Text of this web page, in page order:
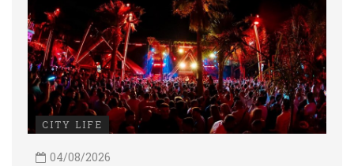
CITY LIFE
04/08/2026